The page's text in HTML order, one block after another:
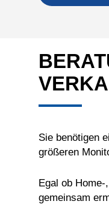
Sie benötigen
größeren
Egal ob
gemeinsam